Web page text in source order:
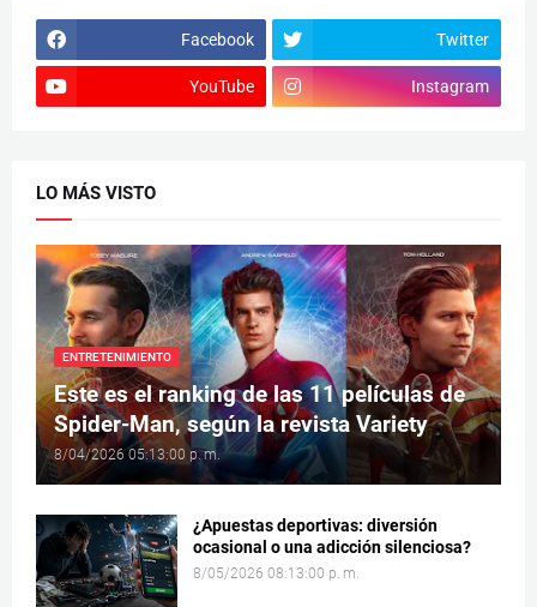
Facebook Twitter
YouTube Instagram
LO MÁS VISTO
ENTRETENIMIENTO
Este es el ranking de las 11 películas de
Spider-Man, según la revista Variety
8/04/2026 05:13:00 p. m.
¿Apuestas deportivas: diversión
ocasional o una adicción silenciosa?
8/05/2026 08:13:00 p. m.